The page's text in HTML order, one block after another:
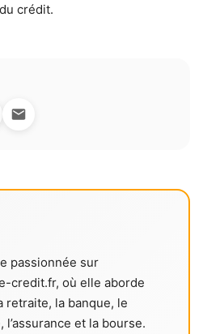
crédit.
passionnée sur
credit.fr, où elle aborde
retraite, la banque, le
et la bourse.